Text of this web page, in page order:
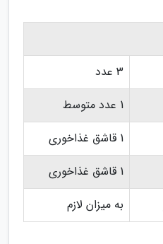
3 عدد
1 عدد متوسط
1 قاشق غذاخوری
1 قاشق غذاخوری
به میزان لازم